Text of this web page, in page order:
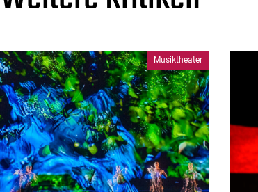
Musiktheater